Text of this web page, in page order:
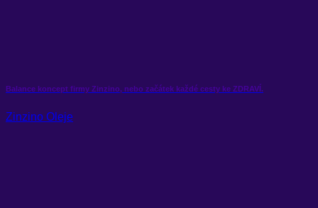
Balance koncept firmy Zinzino, nebo začátek každé cesty ke ZDRAVÍ.
Zinzino Oleje